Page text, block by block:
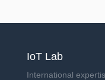
IoT Lab
International